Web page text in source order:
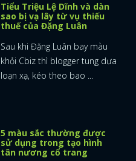
Tiểu Triệu Lệ Dĩnh và dàn
sao bị vạ lây từ vụ thiếu
thuế của Đặng Luân
Sau khi Đặng Luân bay màu
khỏi Cbiz thì blogger tung dưa
loạn xạ, kéo theo bao ...
5 màu sắc thường được
sử dụng trong tạo hình
tân nương cổ trang